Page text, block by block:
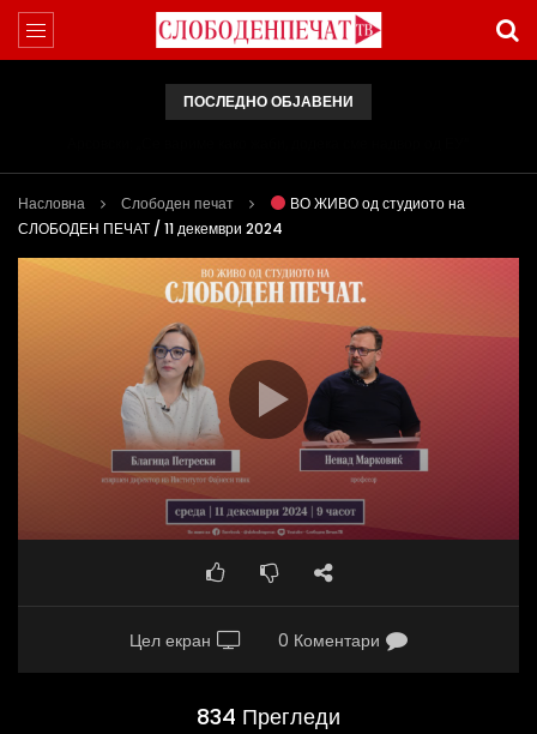
ПОСЛЕДНО ОБЈАВЕНИ
Насловна Слободен печат
ВО ЖИВО од студиото на
СЛОБОДЕН ПЕЧАТ / 11 декември 2024
Цел екран 0 Коментари
834 Прегледи